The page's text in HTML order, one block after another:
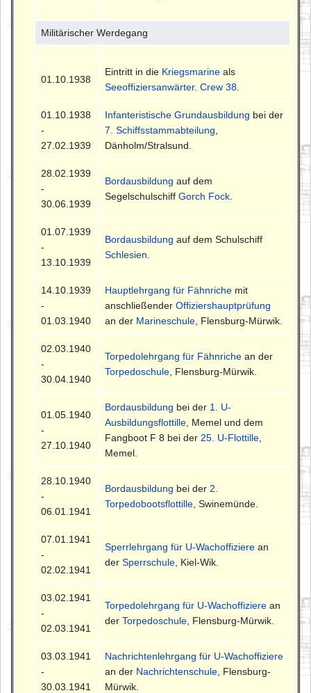
Militärischer Werdegang
01.10.1938
Eintritt in die Kriegsmarine als
Seeoffiziersanwärter.Crew 38
01.10.1938
-
27.02.1939
Infanteristische Grundausbildung bei der
7. Schiffsstammabteilung
Dänholm/Stralsund.
28.02.1939
-
30.06.1939
Bordausbildung auf dem
SegelschulschiffGorch Fock
01.07.1939
-
13.10.1939
Bordausbildung auf dem Schulschiff
Schlesien
14.10.1939
-
01.03.1940
Hauptlehrgang für Fähnriche mit
anschließenderOffiziershauptprüfung
an der Marineschule , Flensburg-Mürwik.
02.03.1940
-
30.04.1940
Torpedolehrgang für Fähnriche an der
Torpedoschule , Flensburg-Mürwik.
01.05.1940
-
27.10.1940
Bordausbildung bei der 1. U-
Ausbildungsflottille , Memel und dem
Fangboot F 8 bei der 25. U-Flottille
Memel.
28.10.1940
-
06.01.1941
Bordausbildung bei der 2.
Torpedobootsflottille , Swinemünde.
07.01.1941
-
02.02.1941
Sperrlehrgang für U-Wachoffiziere an
derSperrschule , Kiel-Wik.
03.02.1941
-
02.03.1941
Torpedolehrgang für U-Wachoffiziere an
derTorpedoschule , Flensburg-Mürwik.
03.03.1941
-
30.03.1941
Nachrichtenlehrgang für U-Wachoffiziere
an der Nachrichtenschule , Flensburg-
Mürwik.